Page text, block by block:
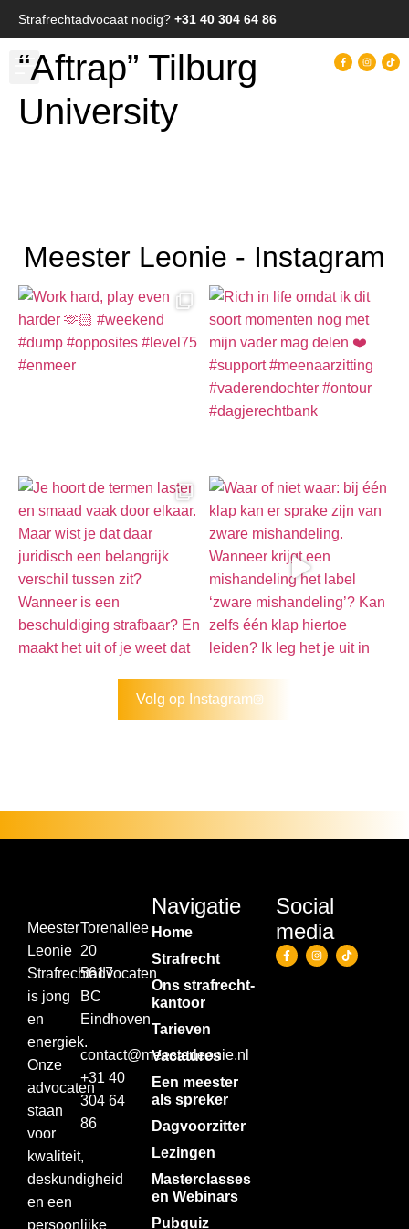
Strafrechtadvocaat nodig? +31 40 304 64 86
“Aftrap” Tilburg
University
Meester Leonie - Instagram
Volg op Instagram
Meester
Leonie
Strafrechtadvocaten
is jong
en
energiek.
Onze
advocaten
staan
voor
kwaliteit,
deskundigheid
en een
persoonlijke
Torenallee
20
5617
BC
Eindhoven
contact@meesterleonie.nl
+31 40
304 64
86
Navigatie
Home
Strafrecht
Ons strafrecht­
kantoor
Tarieven
Vacatures
Een meester
als spreker
Dagvoorzitter
Lezingen
Masterclasses
en Webinars
Pubquiz
Social
media